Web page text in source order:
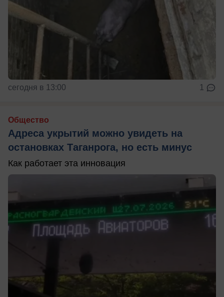
сегодня в 13:00 1
Общество
Адреса укрытий можно увидеть на
остановках Таганрога, но есть минус
Как работает эта инновация